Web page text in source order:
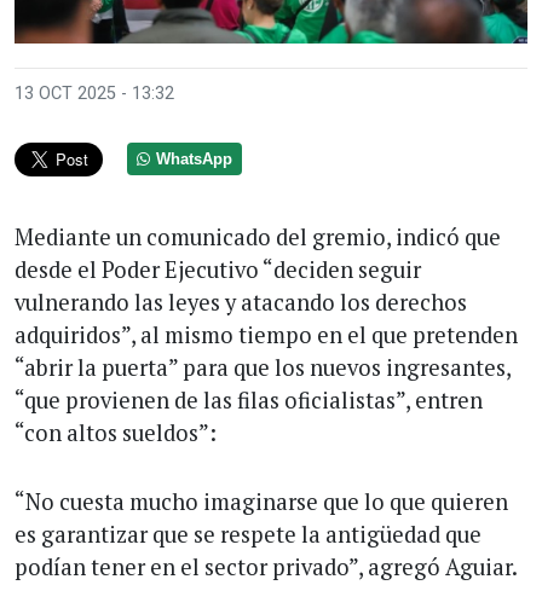
13 OCT 2025 - 13:32
WhatsApp
Mediante un comunicado del gremio, indicó que
desde el Poder Ejecutivo “deciden seguir
vulnerando las leyes y atacando los derechos
adquiridos”, al mismo tiempo en el que pretenden
“abrir la puerta” para que los nuevos ingresantes,
“que provienen de las filas oficialistas”, entren
“con altos sueldos”:
“No cuesta mucho imaginarse que lo que quieren
es garantizar que se respete la antigüedad que
podían tener en el sector privado”, agregó Aguiar.